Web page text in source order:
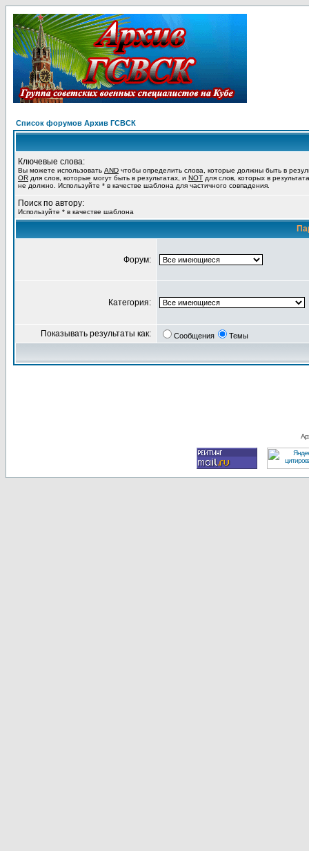
Список форумов Архив ГСВСК
Ключевые слова:
Вы можете использовать AND чтобы определить слова, которые должны быть в
OR для слов, которые могут быть в результатах, и NOT для слов, которых в
не должно. Используйте * в качестве шаблона для частичного совпадения.
Поиск по автору:
Используйте * в качестве шаблона
Форум:
Категория:
Показывать результаты как: Сообщения Темы